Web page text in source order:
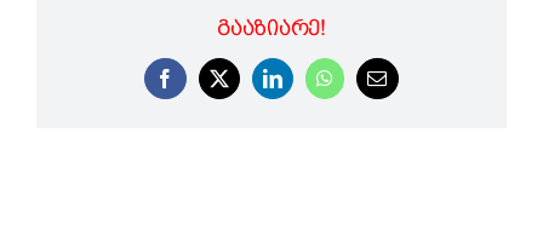
ᲒᲐᲐᲖᲘᲐᲠᲔ!
Facebook
X LinkedInWhatsApp
Email